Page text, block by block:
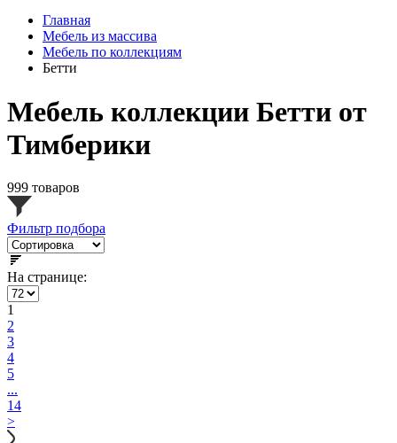
Главная
Мебель из массива
Мебель по коллекциям
Бетти
Мебель коллекции Бетти от
Тимберики
999 товаров
Фильтр подбора
На странице:
1
2
3
4
5
...
14
>